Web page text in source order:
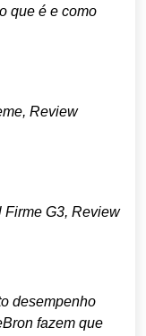
que é e como
Review
Firme G3, Review
desempenho
fazem que